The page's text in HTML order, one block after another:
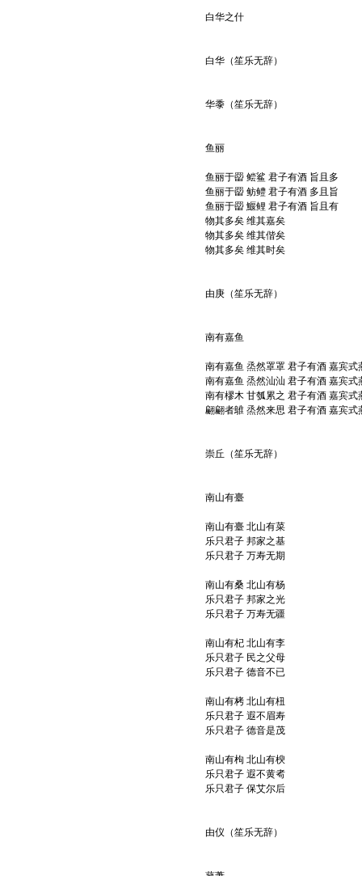
白华之什
白华（笙乐无辞）
华黍（笙乐无辞）
鱼丽
鱼丽于罶 鲿鲨 君子有酒 旨且多
鱼丽于罶 鲂鳢 君子有酒 多且旨
鱼丽于罶 鰋鲤 君子有酒 旨且有
物其多矣 维其嘉矣
物其多矣 维其偕矣
物其多矣 维其时矣
由庚（笙乐无辞）
南有嘉鱼
南有嘉鱼 烝然罩罩 君子有酒 嘉宾式
南有嘉鱼 烝然汕汕 君子有酒 嘉宾式
南有樛木 甘瓠累之 君子有酒 嘉宾式
翩翩者鵻 烝然来思 君子有酒 嘉宾式
崇丘（笙乐无辞）
南山有臺
南山有臺 北山有菜
乐只君子 邦家之基
乐只君子 万寿无期
南山有桑 北山有杨
乐只君子 邦家之光
乐只君子 万寿无疆
南山有杞 北山有李
乐只君子 民之父母
乐只君子 德音不已
南山有栲 北山有杻
乐只君子 遐不眉寿
乐只君子 德音是茂
南山有枸 北山有楰
乐只君子 遐不黄耇
乐只君子 保艾尔后
由仪（笙乐无辞）